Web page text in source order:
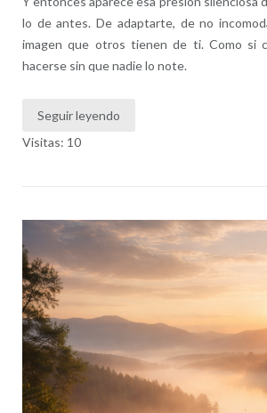
lo de antes. De adaptarte, de no
imagen que otros tienen de ti. Como si
hacerse sin que nadie lo note.
Seguir leyendo
Visitas: 10